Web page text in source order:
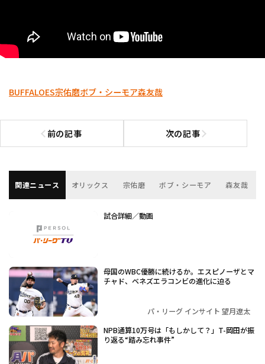
BUFFALOES宗佑磨ボブ・シーモア森友哉
前の記事
前の記事へ 次の記事次の記事へ
関連ニュース オリックス 宗佑磨 ボブ・シーモア 森友哉
試合詳細／動画
母国のWBC優勝に続けるか。エスピノーザとマ
チャド、ベネズエラコンビの進化に迫る
パ・リーグ インサイト 望月遼太
NPB通算10万号は「もしかして？」T-岡田が振
り返る“踏み忘れ事件”